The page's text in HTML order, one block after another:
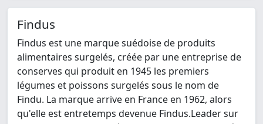
Findus
Findus est une marque suédoise de produits
alimentaires surgelés, créée par une entreprise de
conserves qui produit en 1945 les premiers
légumes et poissons surgelés sous le nom de
Findu. La marque arrive en France en 1962, alors
qu'elle est entretemps devenue Findus.Leader sur